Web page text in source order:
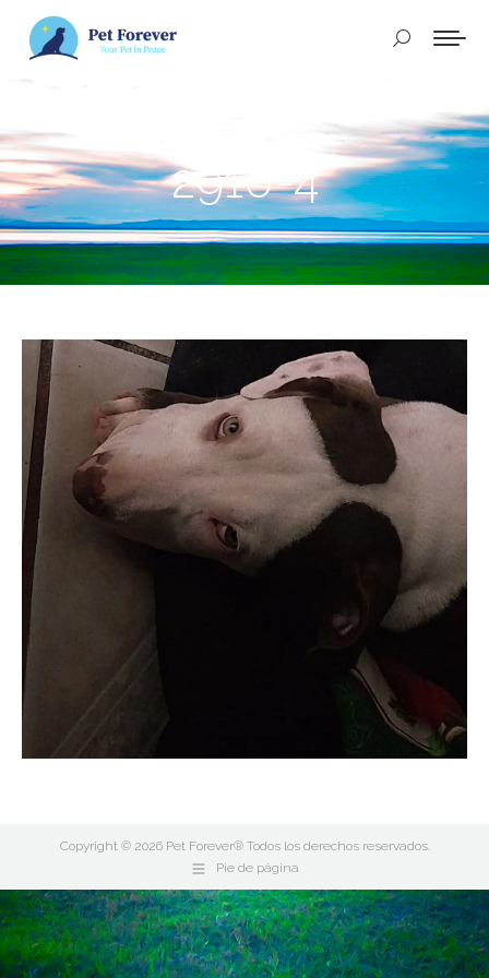
Buscar:
2910-4
Copyright © 2026 Pet Forever® Todos los derechos reservados.
Pie de página